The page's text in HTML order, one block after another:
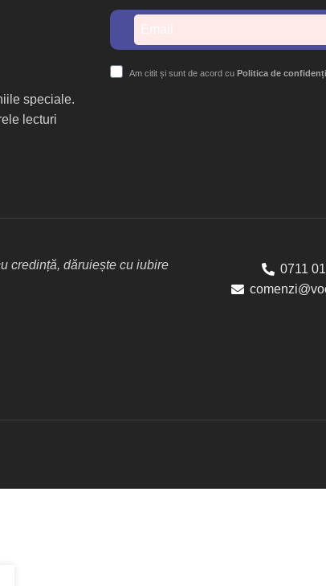
speciale.
lecturi
Am citit și sunt de acord cu Politica de
credință, dăruiește cu iubire
0711